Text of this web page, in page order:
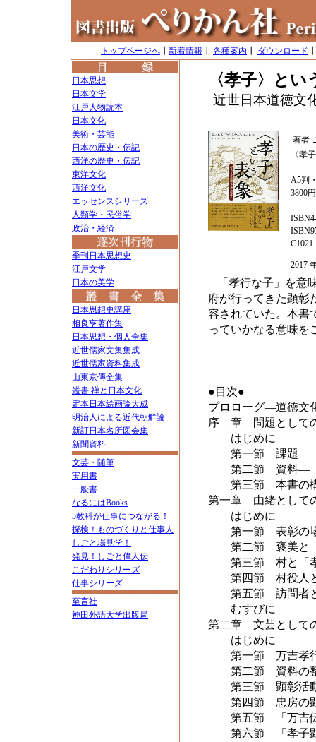
トップページへ 新着情報 各種案内 ダウンロード
日本思想
日本文学
江戸人物読本
日本文化
美術・芸能
日本の歴史・伝記
西洋の歴史・伝記
東洋文化
西洋文化
エッセンスシリーズ
人類学・民俗学
政治・経済
季刊日本思想史
江戸文学
日本の美学
日本思想史講座
相良亨著作集
日本思想・個人全集
近世儒家文集集成
近世儒家資料集成
山東京傳全集
叢書 禅と日本文化
定本日本絵画論大成
明治人による近代朝鮮論
新訂日本名所図会集
新聞資料
文芸・随筆
実用書
一般書
なるにはBooks
5教科が仕事につながる！
探検！ものづくりと仕事人
しごと場見学！
発見！しごと偉人伝
こだわりシリーズ
仕事シリーズ
至言社
神田外語大学出版局
〈孝子〉とい
近世日本道徳文
著者
〈孝
A5判
3800
C1021
2017
「孝行な子」を
府が行ってきた顕彰
容されていた。本書
っていかなる意味を
●目次●
プロローグ―道徳文
序 章 問題として
はじめに
第一節 課題―「
第二節 資料―「
第三節 本書の
第一章 由緒として
はじめに
第一節 表彰の場
第二節 褒美と「
第三節 村と「孝
第四節 村役人と
第五節 訪問者と
むすびに
第二章 文芸として
はじめに
第一節 万吉孝行
第二節 資料の整
第三節 顕彰活動
第四節 忠房の顕
第五節 「万吉伝
第六節 「孝子顕